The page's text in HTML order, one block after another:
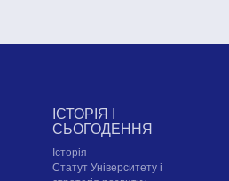
ІСТОРІЯ І
СЬОГОДЕННЯ
Історія
Статут Університету і